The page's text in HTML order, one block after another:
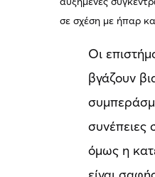
σε σχέση με ήπαρ
Οι
βγάζουν
συνέπειες
όμως η